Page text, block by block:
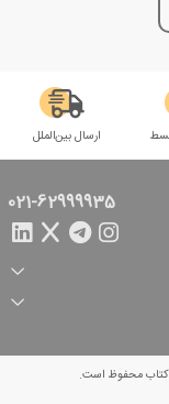
ارسال بین‌الملل
021-62999935
کتاب محفوظ است.